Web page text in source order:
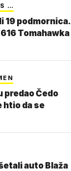
S …
19 podmornica.
Tomahawka
predao Čedo
htio da se
auto Blaža